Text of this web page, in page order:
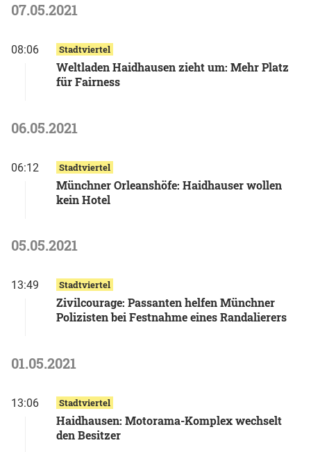
07.05.2021
08:06 Stadtviertel
Weltladen Haidhausen zieht um: Mehr Platz
für Fairness
06.05.2021
06:12 Stadtviertel
Münchner Orleanshöfe: Haidhauser wollen
kein Hotel
05.05.2021
13:49 Stadtviertel
Zivilcourage: Passanten helfen Münchner
Polizisten bei Festnahme eines Randalierers
01.05.2021
13:06 Stadtviertel
Haidhausen: Motorama-Komplex wechselt
den Besitzer